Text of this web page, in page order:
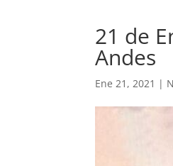
21 de
Andes
Ene 21, 2021 |